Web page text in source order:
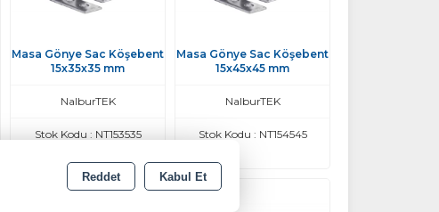
Masa Gönye Sac Köşebent
15x35x35 mm
NalburTEK
Stok Kodu : NT153535
Masa Gönye Sac Köşebent
15x45x45 mm
NalburTEK
Stok Kodu : NT154545
Reddet Kabul Et